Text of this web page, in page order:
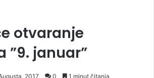
otvaranje
”9. januar”
2017 0 1 minut čitanja